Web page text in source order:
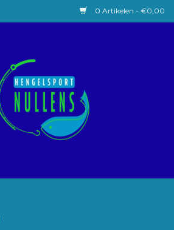
0 Artikelen - €0,00